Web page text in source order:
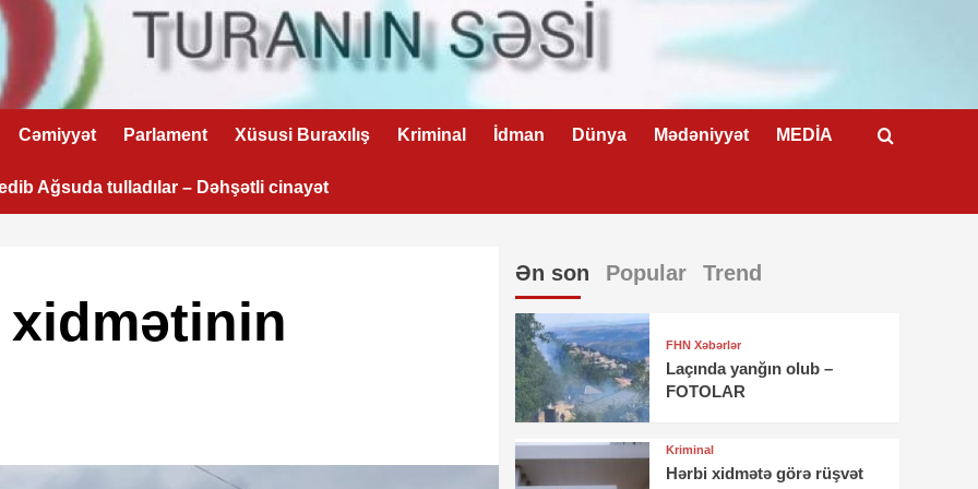
Cəmiyyət Parlament Xüsusi Buraxılış Kriminal İdman Dünya Mədəniyyət MEDİA
Ağsuda tulladılar – Dəhşətli cinayət
xidmətinin
Ən son Popular Trend
FHN Xəbərlər
Laçında yanğın olub –
FOTOLAR
Kriminal
Hərbi xidmətə görə rüşvət